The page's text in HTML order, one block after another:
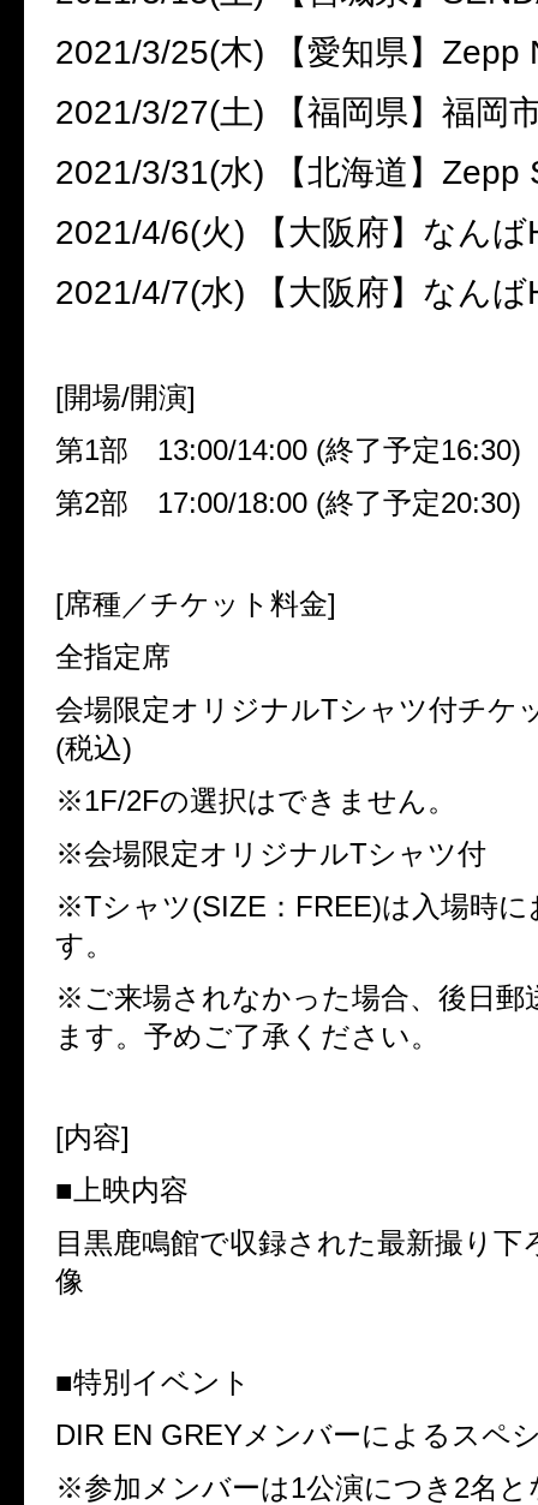
2021/3/25(木) 【愛知県】 Zepp
2021/3/27(土)
【福岡県】福岡
2021/3/31(水) 【北海道】 Zepp
2021/4/6(火) 【大阪府】なんば
2021/4/7(水) 【大阪府】なんば
[開場/開演]
第1部 13:00/14:00 (終了予定16:30)
第2部 17:00/18:00 (終了予定20:30)
[席種／チケット料金]
全指定席
会場限定オリジナルTシャツ付チケ
(税込)
※1F/2Fの選択はできません。
※会場限定オリジナルTシャツ付
※Tシャツ(SIZE ： FREE)は入場時
す。
※ご来場されなかった場合、後日郵
ます。予めご了承ください。
[内容]
■上映内容
目黒鹿鳴館で収録された最新撮り下
像
■特別イベント
DIR EN GREYメンバーによるスペ
※参加メンバーは1公演につき 2名と